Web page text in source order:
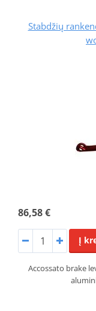
Stabdžių
86,58 €
Į
Accossato brake